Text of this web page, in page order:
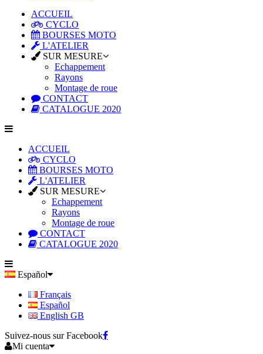
ACCUEIL
CYCLO
BOURSES MOTO
L'ATELIER
SUR MESURE
Echappement
Rayons
Montage de roue
CONTACT
CATALOGUE 2020
ACCUEIL
CYCLO
BOURSES MOTO
L'ATELIER
SUR MESURE
Echappement
Rayons
Montage de roue
CONTACT
CATALOGUE 2020
Español
Français
Español
English GB
Suivez-nous sur Facebook
Mi cuenta